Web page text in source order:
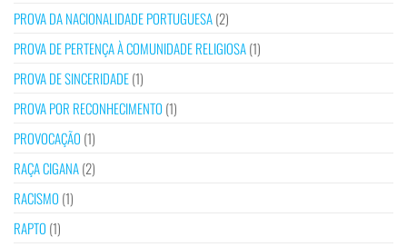
PROVA DA NACIONALIDADE PORTUGUESA(2)
PROVA DE PERTENÇA À COMUNIDADE RELIGIOSA(1)
PROVA DE SINCERIDADE(1)
PROVA POR RECONHECIMENTO (1)
PROVOCAÇÃO (1)
RAÇA CIGANA(2)
RACISMO (1)
RAPTO (1)